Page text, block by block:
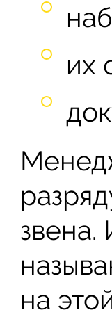
их
на